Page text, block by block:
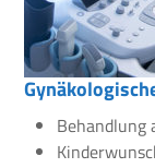
Behandlung